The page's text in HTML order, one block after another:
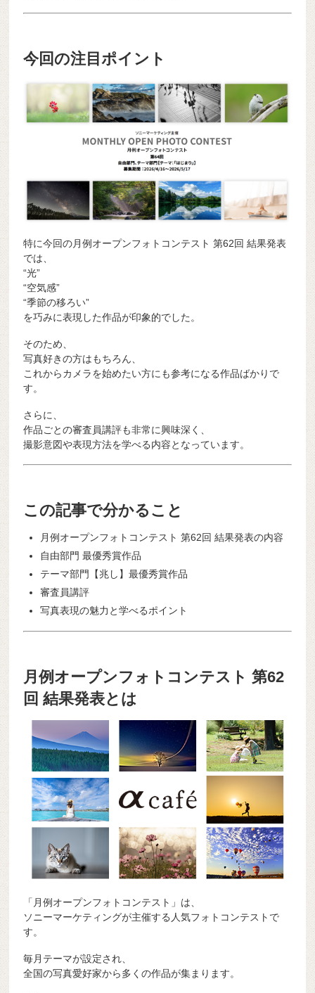
今回の注目ポイント
特に今回の月例オープンフォトコンテスト 第62回 結果発表
では、
“光”
“空気感”
“季節の移ろい”
を巧みに表現した作品が印象的でした。
そのため、
写真好きの方はもちろん、
これからカメラを始めたい方にも参考になる作品ばかりで
す。
さらに、
作品ごとの審査員講評も非常に興味深く、
撮影意図や表現方法を学べる内容となっています。
この記事で分かること
月例オープンフォトコンテスト 第62回 結果発表の内容
自由部門 最優秀賞作品
テーマ部門【兆し】最優秀賞作品
審査員講評
写真表現の魅力と学べるポイント
月例オープンフォトコンテスト 第62
回 結果発表とは
「月例オープンフォトコンテスト」は、
ソニーマーケティングが主催する人気フォトコンテストで
す。
毎月テーマが設定され、
全国の写真愛好家から多くの作品が集まります。